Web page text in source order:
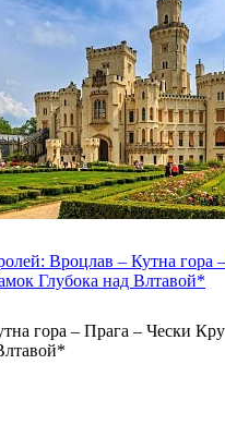
Вроцлав – Кутна гора
Глубока над Влтавой*
гора – Прага – Чески